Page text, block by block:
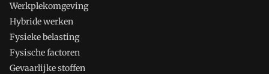
Werkplekomgeving
Hybride werken
Fysieke belasting
Fysische factoren
Gevaarlijke stoffen